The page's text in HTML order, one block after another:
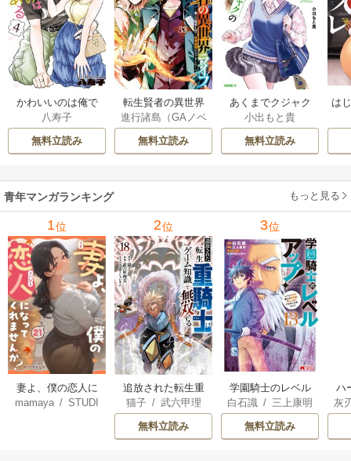
かわいいのは俺で
ある 4巻
八寿子
無料立読み
転生賢者の異世界
ライフ～第二の職
業を得て、世界最
強になりました～ 3
進行諸島（GAノベ
ル／SBクリエイテ
ィブ刊）/彭傑（Fr
花風花
無料立読み
あくまでクジャク
の話です。 8巻
小出もと貴
無料立読み
は
青年マンガランキング もっと見る
1位
妻よ、僕の恋人に
なってくれません
mamaya /STUDI
2位
追放された転生重
騎士はゲーム知識
で無双する
猫子/ 武六甲理
じゃいあん
無料立読み
3位
学園騎士のレベル
アップ！レベル100
0超えの転生者、落
ちこぼれクラスに
白石識 / 三上康明
無料立読み
ハ
界
灰